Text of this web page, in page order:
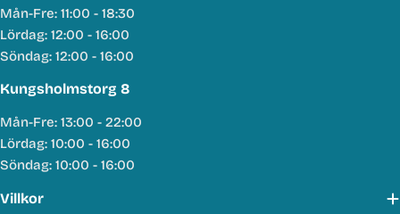
Mån-Fre: 11:00 - 18:30
Lördag: 12:00 - 16:00
Söndag: 12:00 - 16:00
Kungsholmstorg 8
Mån-Fre: 13:00 - 22:00
Lördag: 10:00 - 16:00
Söndag: 10:00 - 16:00
Villkor